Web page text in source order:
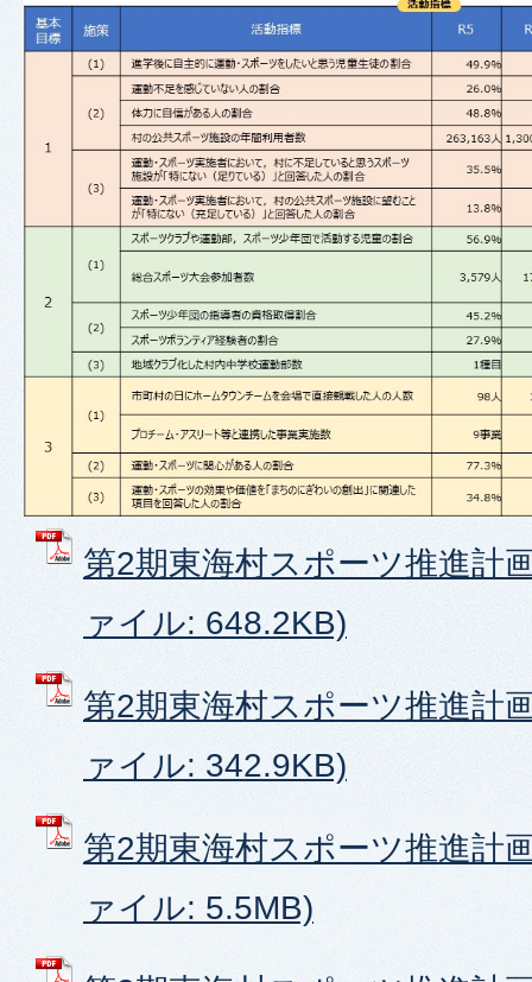
第2期東海村スポーツ推進計
ァイル: 648.2KB)
第2期東海村スポーツ推進計
ァイル: 342.9KB)
第2期東海村スポーツ推進計
ァイル: 5.5MB)